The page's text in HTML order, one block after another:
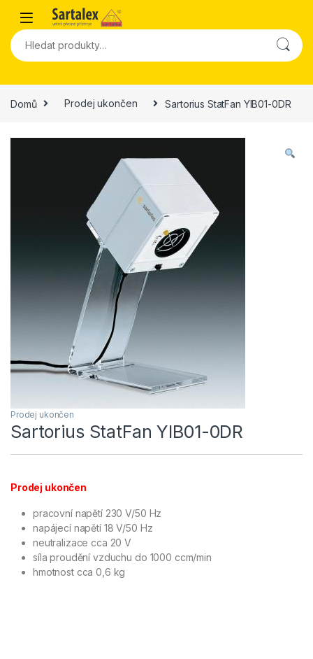
Skip to navigation
Skip to content
Hledat:
Domů Prodej ukončen Sartorius StatFan YIB01-0DR
Prodej ukončen
Sartorius StatFan YIB01-0DR
Prodej ukončen
pracovní napětí 230 V/50 Hz
napájecí napětí 18 V/50 Hz
neutralizace cca 20 V
síla proudění vzduchu do 1000 ccm/min
hmotnost cca 0,6 kg